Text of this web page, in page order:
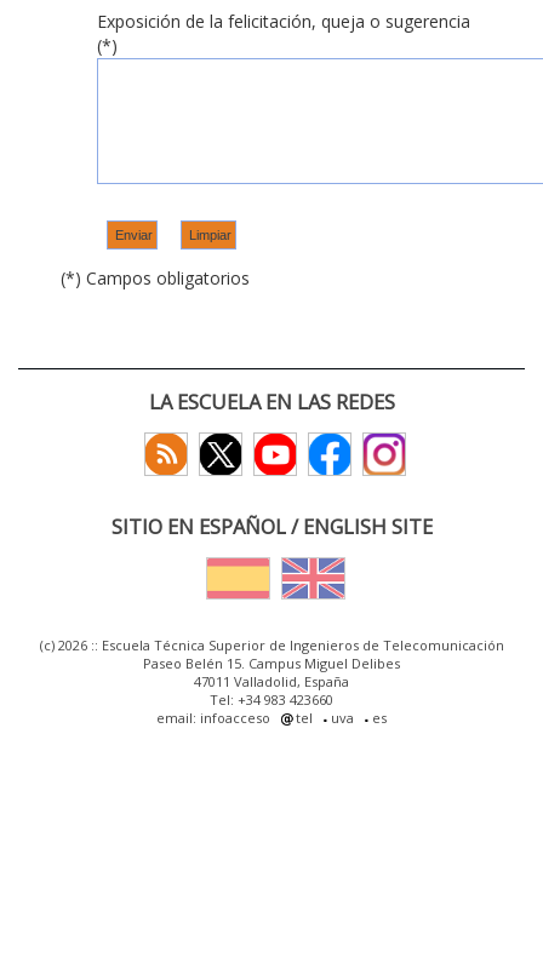
Exposición de la felicitación, queja o sugerencia
(*)
(*) Campos obligatorios
LA ESCUELA EN LAS REDES
SITIO EN ESPAÑOL / ENGLISH SITE
(c) 2026 :: Escuela Técnica Superior de Ingenieros de Telecomunicación
Paseo Belén 15. Campus Miguel Delibes
47011 Valladolid, España
Tel: +34 983 423660
email: infoacceso
tel uva es